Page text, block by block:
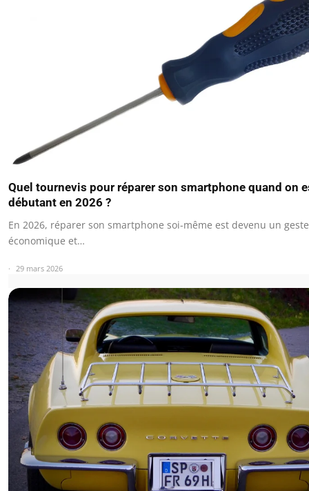
Quel tournevis pour réparer son smartphone quand on
débutant en 2026 ?
En 2026, réparer son smartphone soi-même est devenu un geste
économique et…
29 mars 2026